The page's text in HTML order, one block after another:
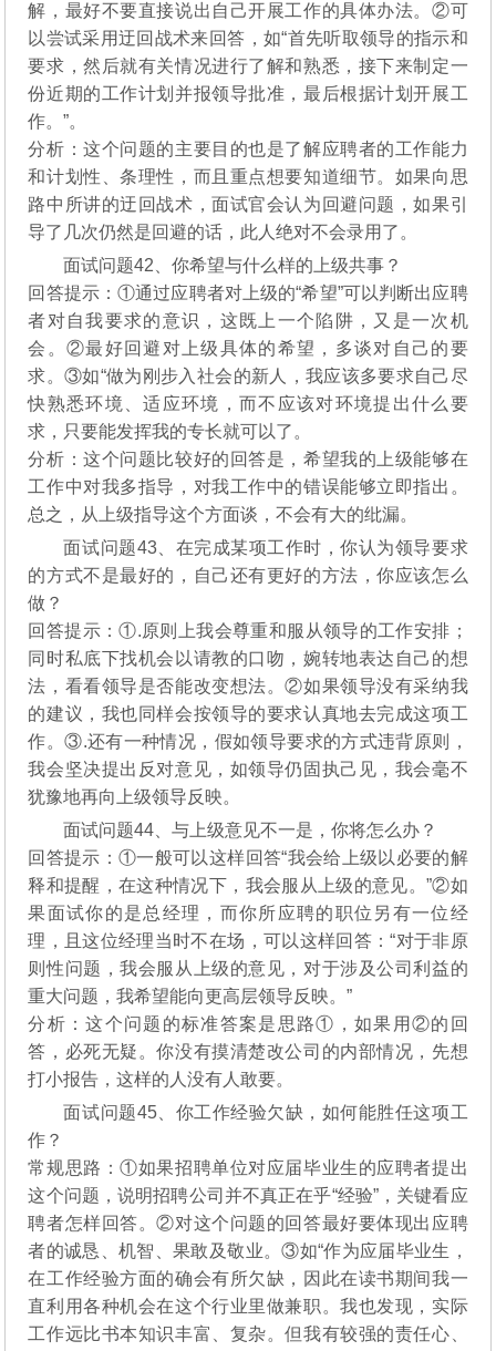
解，最好不要直接说出自己开展工作的具体办法。②可
以尝试采用迂回战术来回答，如“首先听取领导的指示和
要求，然后就有关情况进行了解和熟悉，接下来制定一
份近期的工作计划并报领导批准，最后根据计划开展工
作。”。
分析：这个问题的主要目的也是了解应聘者的工作能力
和计划性、条理性，而且重点想要知道细节。如果向思
路中所讲的迂回战术，面试官会认为回避问题，如果引
导了几次仍然是回避的话，此人绝对不会录用了。
面试问题42、你希望与什么样的上级共事？
回答提示：①通过应聘者对上级的“希望”可以判断出应聘
者对自我要求的意识，这既上一个陷阱，又是一次机
会。②最好回避对上级具体的希望，多谈对自己的要
求。③如“做为刚步入社会的新人，我应该多要求自己尽
快熟悉环境、适应环境，而不应该对环境提出什么要
求，只要能发挥我的专长就可以了。
分析：这个问题比较好的回答是，希望我的上级能够在
工作中对我多指导，对我工作中的错误能够立即指出。
总之，从上级指导这个方面谈，不会有大的纰漏。
面试问题43、在完成某项工作时，你认为领导要求
的方式不是最好的，自己还有更好的方法，你应该怎么
做？
回答提示：①.原则上我会尊重和服从领导的工作安排；
同时私底下找机会以请教的口吻，婉转地表达自己的想
法，看看领导是否能改变想法。②如果领导没有采纳我
的建议，我也同样会按领导的要求认真地去完成这项工
作。③.还有一种情况，假如领导要求的方式违背原则，
我会坚决提出反对意见，如领导仍固执己见，我会毫不
犹豫地再向上级领导反映。
面试问题44、与上级意见不一是，你将怎么办？
回答提示：①一般可以这样回答“我会给上级以必要的解
释和提醒，在这种情况下，我会服从上级的意见。”②如
果面试你的是总经理，而你所应聘的职位另有一位经
理，且这位经理当时不在场，可以这样回答：“对于非原
则性问题，我会服从上级的意见，对于涉及公司利益的
重大问题，我希望能向更高层领导反映。”
分析：这个问题的标准答案是思路①，如果用②的回
答，必死无疑。你没有摸清楚改公司的内部情况，先想
打小报告，这样的人没有人敢要。
面试问题45、你工作经验欠缺，如何能胜任这项工
作？
常规思路：①如果招聘单位对应届毕业生的应聘者提出
这个问题，说明招聘公司并不真正在乎“经验”，关键看应
聘者怎样回答。②对这个问题的回答最好要体现出应聘
者的诚恳、机智、果敢及敬业。③如“作为应届毕业生，
在工作经验方面的确会有所欠缺，因此在读书期间我一
直利用各种机会在这个行业里做兼职。我也发现，实际
工作远比书本知识丰富、复杂。但我有较强的责任心、